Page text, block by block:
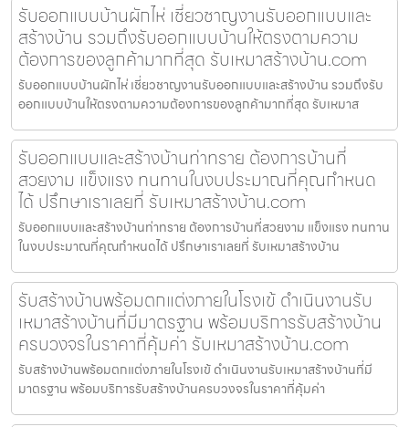
รับออกแบบบ้านผักไห่ เชี่ยวชาญงานรับออกแบบและ
สร้างบ้าน รวมถึงรับออกแบบบ้านให้ตรงตามความ
ต้องการของลูกค้ามากที่สุด รับเหมาสร้างบ้าน.com
รับออกแบบบ้านผักไห่ เชี่ยวชาญงานรับออกแบบและสร้างบ้าน รวมถึงรับ
ออกแบบบ้านให้ตรงตามความต้องการของลูกค้ามากที่สุด รับเหมาส
รับออกแบบและสร้างบ้านท่าทราย ต้องการบ้านที่
สวยงาม แข็งแรง ทนทานในงบประมาณที่คุณกำหนด
ได้ ปรึกษาเราเลยที่ รับเหมาสร้างบ้าน.com
รับออกแบบและสร้างบ้านท่าทราย ต้องการบ้านที่สวยงาม แข็งแรง ทนทาน
ในงบประมาณที่คุณกำหนดได้ ปรึกษาเราเลยที่ รับเหมาสร้างบ้าน
รับสร้างบ้านพร้อมตกแต่งภายในโรงเข้ ดำเนินงานรับ
เหมาสร้างบ้านที่มีมาตรฐาน พร้อมบริการรับสร้างบ้าน
ครบวงจรในราคาที่คุ้มค่า รับเหมาสร้างบ้าน.com
รับสร้างบ้านพร้อมตกแต่งภายในโรงเข้ ดำเนินงานรับเหมาสร้างบ้านที่มี
มาตรฐาน พร้อมบริการรับสร้างบ้านครบวงจรในราคาที่คุ้มค่า